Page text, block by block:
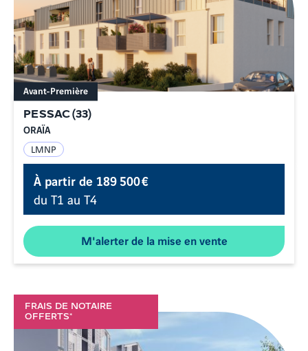
PESSAC(33)
ORAÏA
Avant-Première
LMNP
À partir de189 500 €
du T1 au T4
M'alerter de la mise en vente
FRAIS DE NOTAIRE
OFFERTS*